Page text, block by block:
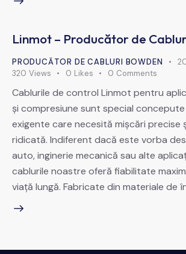
Linmot – Producător de
PRODUCĂTOR DE CABLURI BOWDEN
320 Views 0 Likes 0 Comments
Cablurile de control Linmot pentru
și compresiune sunt special
exigente care necesită mișcări precise
ridicată. Indiferent dacă este vorba
auto, inginerie mecanică sau alte
cablurile noastre oferă fiabilitate
viață lungă. Fabricate din materiale de